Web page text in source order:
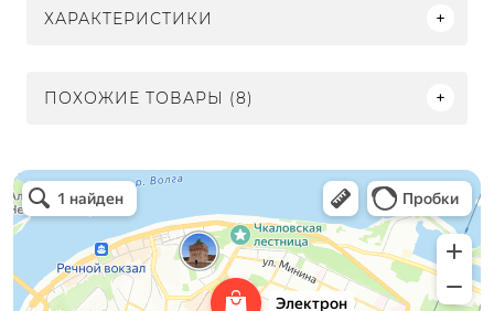
ХАРАКТЕРИСТИКИ
ПОХОЖИЕ ТОВАРЫ (8)
Электрон
Светильники в Нижнем Новгороде
Электротехническая продукция в Нижнем Новгороде